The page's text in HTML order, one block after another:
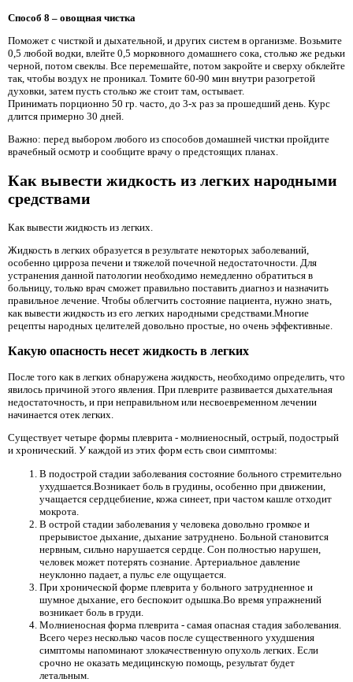
Способ 8 – овощная чистка
Поможет с чисткой и дыхательной, и других систем в организме. Возьмите
0,5 любой водки, влейте 0,5 морковного домашнего сока, столько же редьки
черной, потом свеклы. Все перемешайте, потом закройте и сверху обклейте
так, чтобы воздух не проникал. Томите 60-90 мин внутри разогретой
духовки, затем пусть столько же стоит там, остывает.
Принимать порционно 50 гр. часто, до 3-х раз за прошедший день. Курс
длится примерно 30 дней.
Важно: перед выбором любого из способов домашней чистки пройдите
врачебный осмотр и сообщите врачу о предстоящих планах.
Как вывести жидкость из легких народными
средствами
Как вывести жидкость из легких.
Жидкость в легких образуется в результате некоторых заболеваний,
особенно цирроза печени и тяжелой почечной недостаточности. Для
устранения данной патологии необходимо немедленно обратиться в
больницу, только врач сможет правильно поставить диагноз и назначить
правильное лечение. Чтобы облегчить состояние пациента, нужно знать,
как вывести жидкость из его легких народными средствами.Многие
рецепты народных целителей довольно простые, но очень эффективные.
Какую опасность несет жидкость в легких
После того как в легких обнаружена жидкость, необходимо определить, что
явилось причиной этого явления. При плеврите развивается дыхательная
недостаточность, и при неправильном или несвоевременном лечении
начинается отек легких.
Существует четыре формы плеврита - молниеносный, острый, подострый
и хронический. У каждой из этих форм есть свои симптомы:
В подострой стадии заболевания состояние больного стремительно
ухудшается.Возникает боль в грудины, особенно при движении,
учащается сердцебиение, кожа синеет, при частом кашле отходит
мокрота.
В острой стадии заболевания у человека довольно громкое и
прерывистое дыхание, дыхание затруднено. Больной становится
нервным, сильно нарушается сердце. Сон полностью нарушен,
человек может потерять сознание. Артериальное давление
неуклонно падает, а пульс еле ощущается.
При хронической форме плеврита у больного затрудненное и
шумное дыхание, его беспокоит одышка.Во время упражнений
возникает боль в груди.
Молниеносная форма плеврита - самая опасная стадия заболевания.
Всего через несколько часов после существенного ухудшения
симптомы напоминают злокачественную опухоль легких. Если
срочно не оказать медицинскую помощь, результат будет
летальным.